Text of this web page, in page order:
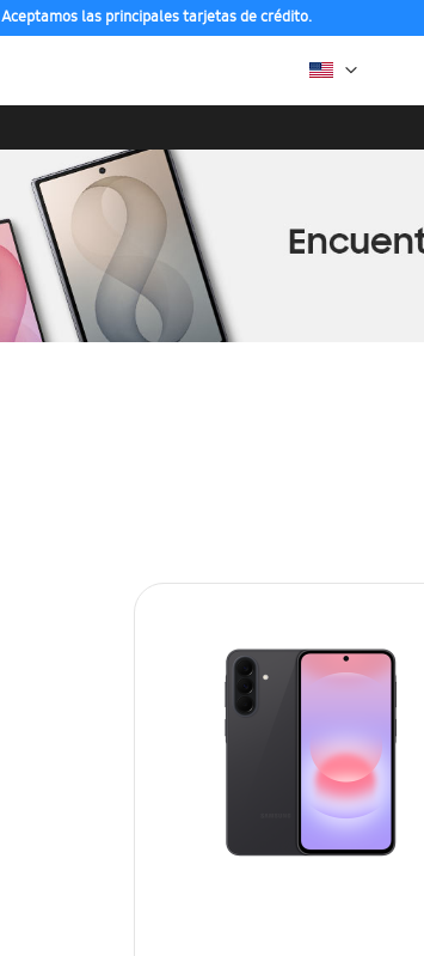
Aceptamos las principales tarjetas de crédito.